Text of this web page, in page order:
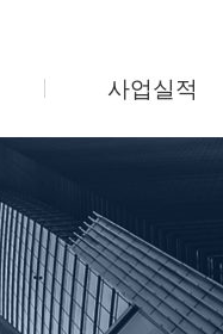
사업실적
주상복합/오피스텔
학교 및 병원